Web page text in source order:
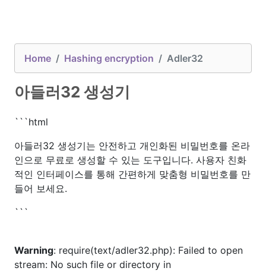
Home Hashing encryption Adler32
아들러32 생성기
```html
아들러32 생성기는 안전하고 개인화된 비밀번호를 온라
인으로 무료로 생성할 수 있는 도구입니다. 사용자 친화
적인 인터페이스를 통해 간편하게 맞춤형 비밀번호를 만
들어 보세요.
```
Warning: require(text/adler32.php): Failed to open
stream: No such file or directory in